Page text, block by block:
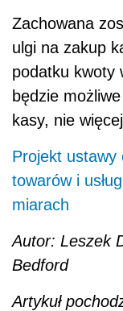
Zachowana
ulgi na zakup
podatku kwoty
będzie
kasy, nie
Projekt ustawy
towarów i
miarach
Autor: Leszek
Bedford
Artykuł